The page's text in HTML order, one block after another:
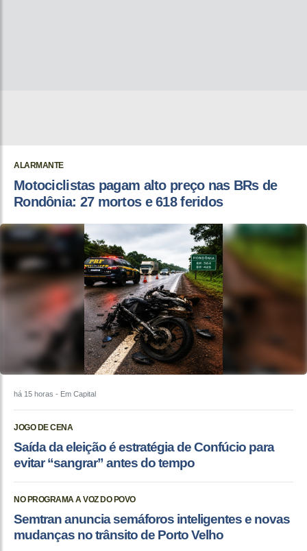
ALARMANTE
Motociclistas pagam alto preço nas BRs de
Rondônia: 27 mortos e 618 feridos
há 15 horas - Em Capital
JOGO DE CENA
Saída da eleição é estratégia de Confúcio para
evitar “sangrar” antes do tempo
NO PROGRAMA A VOZ DO POVO
Semtran anuncia semáforos inteligentes e novas
mudanças no trânsito de Porto Velho